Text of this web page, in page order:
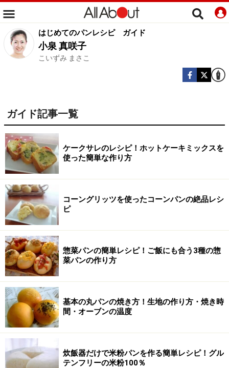
はじめてのパンレシピ ガイド
小泉 真咲子
こいずみ まさこ
ガイド記事一覧
ケークサレのレシピ！ホットケーキミックスを
使った簡単な作り方
コーングリッツを使ったコーンパンの絶品レシ
ピ
惣菜パンの簡単レシピ！ご飯にも合う3種の惣
菜パンの作り方
基本の丸パンの焼き方！生地の作り方・焼き時
間・オーブンの温度
炊飯器だけで米粉パンを作る簡単レシピ！グル
テンフリーの米粉100％